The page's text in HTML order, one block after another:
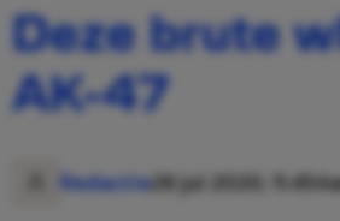
Deze brute
AK-47
Redactie28 jul 2020, 11:45